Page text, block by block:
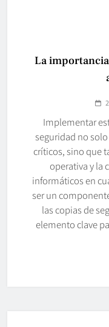
La
Implementar
seguridad no
críticos, sino que
operativa y la
informáticos en
ser un
las copias de
elemento clave